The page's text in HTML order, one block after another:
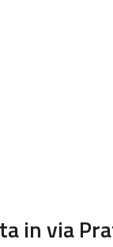
in via